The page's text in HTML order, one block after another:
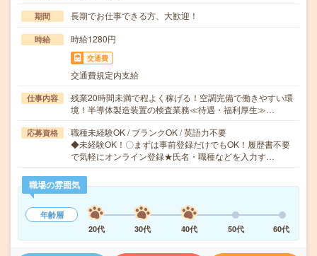
期間 長期でお仕事できる方、大歓迎！
時給 時給1280円
交通費
交通費規定内支給
仕事内容
残業20時間未満で程よく稼げる！空調完備で働きやすい環
境！半導体製造装置の検査業務≪待遇・福利厚生≫…
応募資格
職種未経験OK / ブランクOK / 英語力不要
◆未経験OK！〇まずは事前登録だけでもOK！履歴書不要
で気軽にオンライン登録★氏名・職種などを入力す…
職場の雰囲気
年齢層
20代
30代 40代 50代 60代